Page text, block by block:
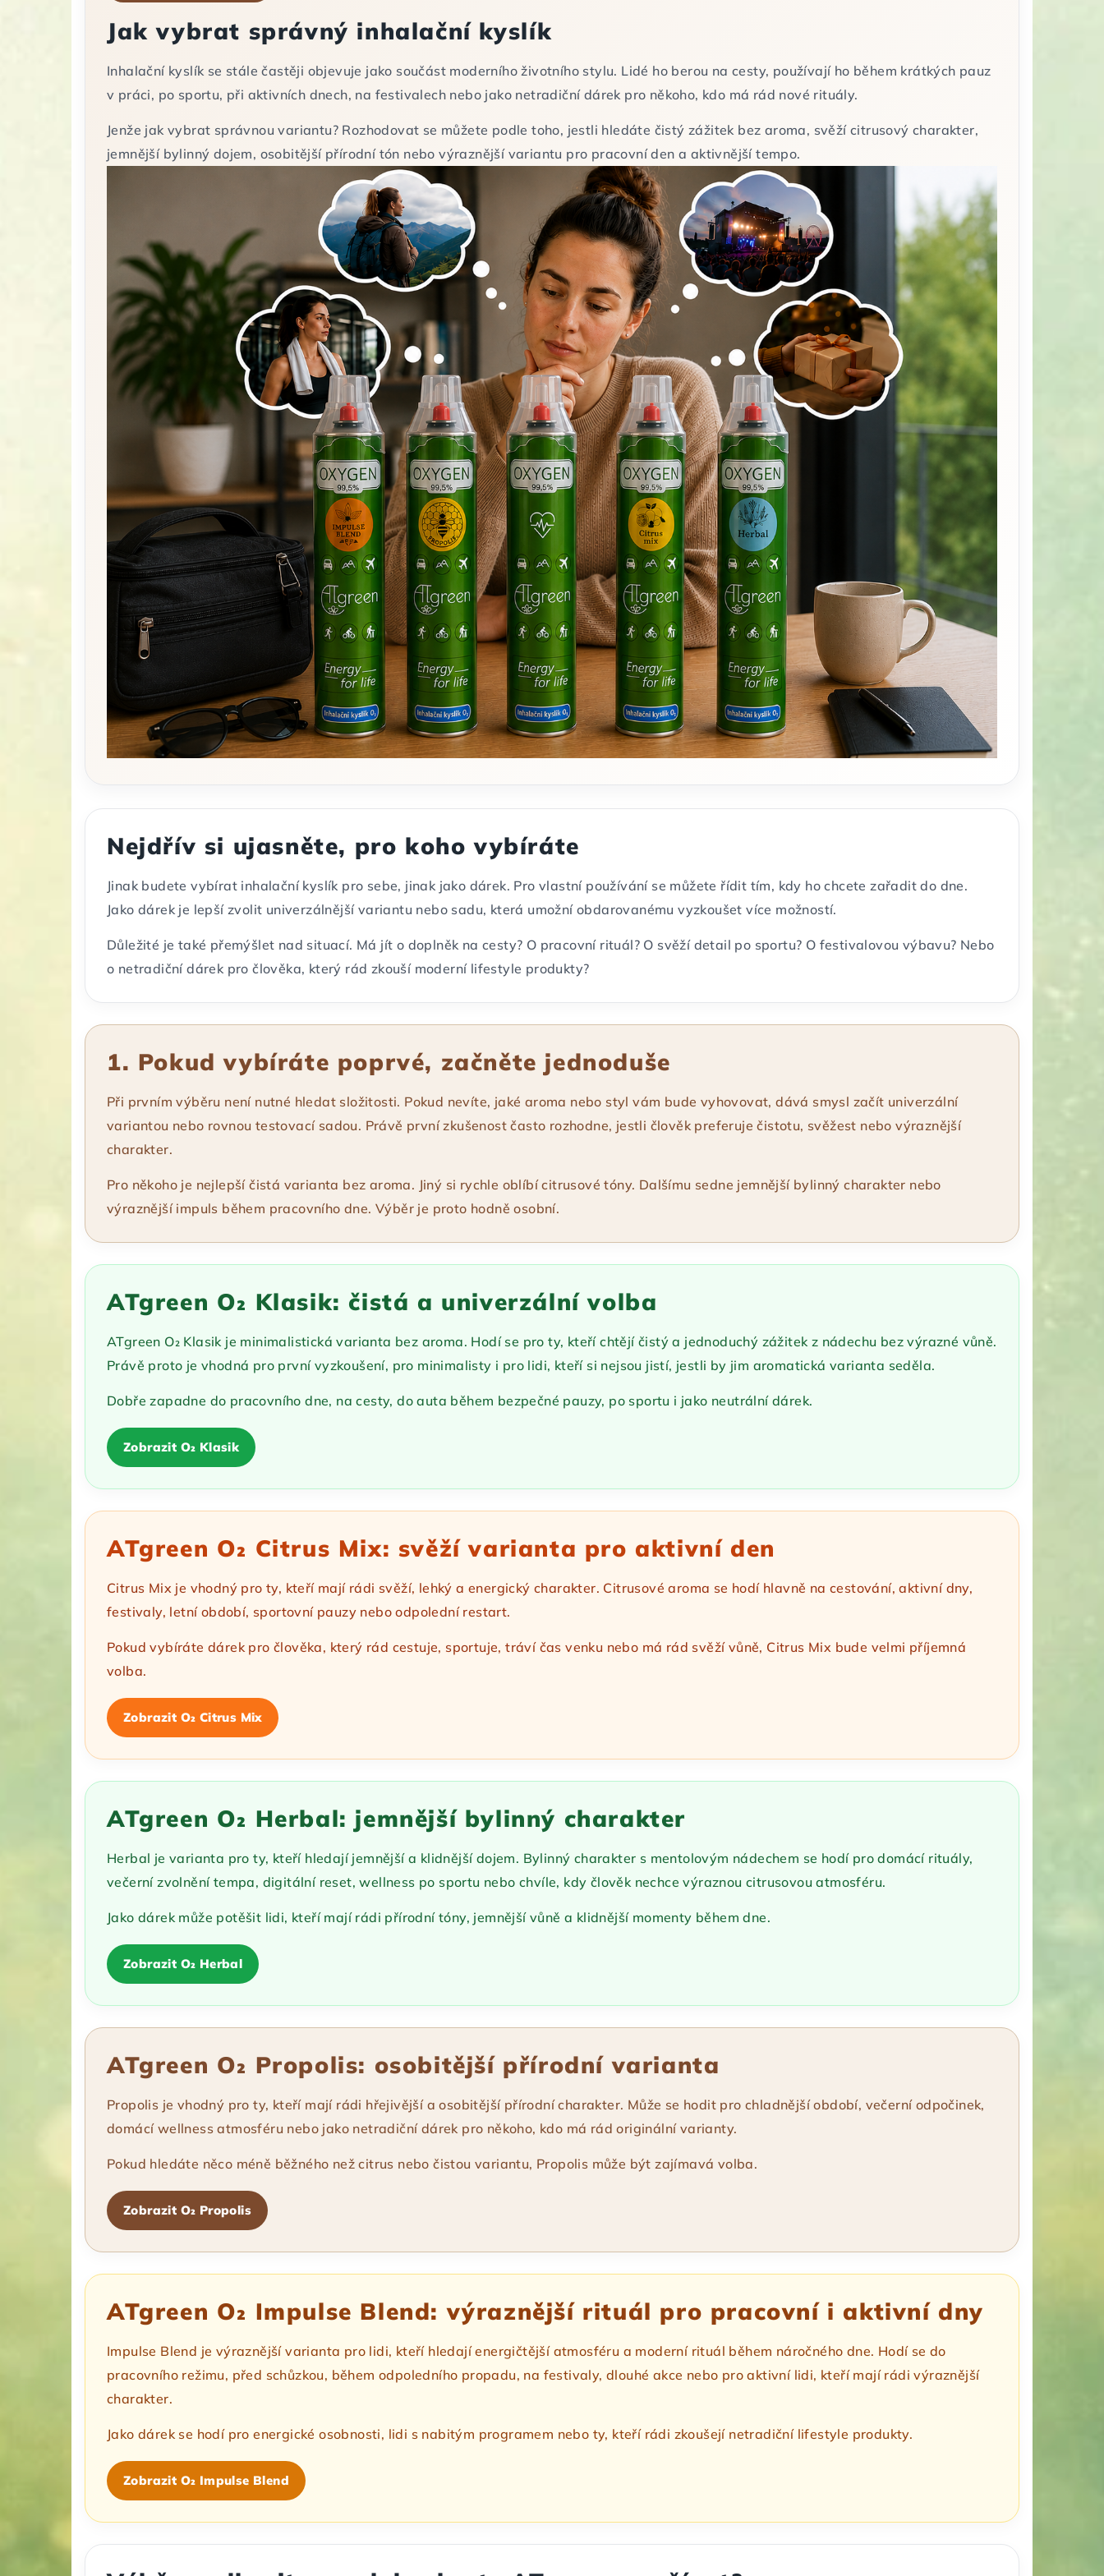
Jak vybrat správný inhalační kyslík
Inhalační kyslík se stále častěji objevuje jako součást moderního životního stylu. Lidé ho berou na cesty, používají ho během krátkých pauz
v práci, po sportu, při aktivních dnech, na festivalech nebo jako netradiční dárek pro někoho, kdo má rád nové rituály.
Jenže jak vybrat správnou variantu? Rozhodovat se můžete podle toho, jestli hledáte čistý zážitek bez aroma, svěží citrusový charakter,
jemnější bylinný dojem, osobitější přírodní tón nebo výraznější variantu pro pracovní den a aktivnější tempo.
Nejdřív si ujasněte, pro koho vybíráte
Jinak budete vybírat inhalační kyslík pro sebe, jinak jako dárek. Pro vlastní používání se můžete řídit tím, kdy ho chcete zařadit do dne.
Jako dárek je lepší zvolit univerzálnější variantu nebo sadu, která umožní obdarovanému vyzkoušet více možností.
Důležité je také přemýšlet nad situací. Má jít o doplněk na cesty? O pracovní rituál? O svěží detail po sportu? O festivalovou výbavu? Nebo
o netradiční dárek pro člověka, který rád zkouší moderní lifestyle produkty?
1. Pokud vybíráte poprvé, začněte jednoduše
Při prvním výběru není nutné hledat složitosti. Pokud nevíte, jaké aroma nebo styl vám bude vyhovovat, dává smysl začít univerzální
variantou nebo rovnou testovací sadou. Právě první zkušenost často rozhodne, jestli člověk preferuje čistotu, svěžest nebo výraznější
charakter.
Pro někoho je nejlepší čistá varianta bez aroma. Jiný si rychle oblíbí citrusové tóny. Dalšímu sedne jemnější bylinný charakter nebo
výraznější impuls během pracovního dne. Výběr je proto hodně osobní.
ATgreen O₂ Klasik: čistá a univerzální volba
ATgreen O₂ Klasik je minimalistická varianta bez aroma. Hodí se pro ty, kteří chtějí čistý a jednoduchý zážitek z nádechu bez výrazné vůně.
Právě proto je vhodná pro první vyzkoušení, pro minimalisty i pro lidi, kteří si nejsou jistí, jestli by jim aromatická varianta seděla.
Dobře zapadne do pracovního dne, na cesty, do auta během bezpečné pauzy, po sportu i jako neutrální dárek.
Zobrazit O₂ Klasik
ATgreen O₂ Citrus Mix: svěží varianta pro aktivní den
Citrus Mix je vhodný pro ty, kteří mají rádi svěží, lehký a energický charakter. Citrusové aroma se hodí hlavně na cestování, aktivní dny,
festivaly, letní období, sportovní pauzy nebo odpolední restart.
Pokud vybíráte dárek pro člověka, který rád cestuje, sportuje, tráví čas venku nebo má rád svěží vůně, Citrus Mix bude velmi příjemná
volba.
Zobrazit O₂ Citrus Mix
ATgreen O₂ Herbal: jemnější bylinný charakter
Herbal je varianta pro ty, kteří hledají jemnější a klidnější dojem. Bylinný charakter s mentolovým nádechem se hodí pro domácí rituály,
večerní zvolnění tempa, digitální reset, wellness po sportu nebo chvíle, kdy člověk nechce výraznou citrusovou atmosféru.
Jako dárek může potěšit lidi, kteří mají rádi přírodní tóny, jemnější vůně a klidnější momenty během dne.
Zobrazit O₂ Herbal
ATgreen O₂ Propolis: osobitější přírodní varianta
Propolis je vhodný pro ty, kteří mají rádi hřejivější a osobitější přírodní charakter. Může se hodit pro chladnější období, večerní odpočinek,
domácí wellness atmosféru nebo jako netradiční dárek pro někoho, kdo má rád originální varianty.
Pokud hledáte něco méně běžného než citrus nebo čistou variantu, Propolis může být zajímavá volba.
Zobrazit O₂ Propolis
ATgreen O₂ Impulse Blend: výraznější rituál pro pracovní i aktivní dny
Impulse Blend je výraznější varianta pro lidi, kteří hledají energičtější atmosféru a moderní rituál během náročného dne. Hodí se do
pracovního režimu, před schůzkou, během odpoledního propadu, na festivaly, dlouhé akce nebo pro aktivní lidi, kteří mají rádi výraznější
charakter.
Jako dárek se hodí pro energické osobnosti, lidi s nabitým programem nebo ty, kteří rádi zkoušejí netradiční lifestyle produkty.
Zobrazit O₂ Impulse Blend